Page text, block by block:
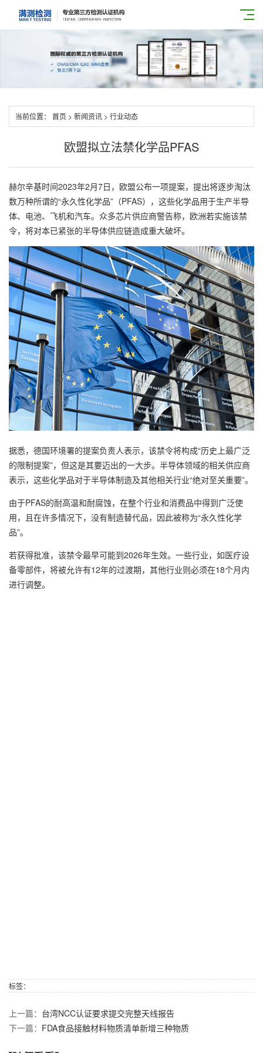
当前位置： 首页 > 新闻资讯 > 行业动态
欧盟拟立法禁化学品PFAS
赫尔辛基时间2023年2月7日，欧盟公布一项提案，提出将逐步淘汰
数万种所谓的“永久性化学品”（PFAS），这些化学品用于生产半导
体、电池、飞机和汽车。众多芯片供应商警告称，欧洲若实施该禁
令，将对本已紧张的半导体供应链造成重大破坏。
据悉，德国环境署的提案负责人表示，该禁令将构成“历史上最广泛
的限制提案”，但这是其要迈出的一大步。半导体领域的相关供应商
表示，这些化学品对于半导体制造及其他相关行业“绝对至关重要”。
由于PFAS的耐高温和耐腐蚀，在整个行业和消费品中得到广泛使
用，且在许多情况下，没有制造替代品，因此被称为“永久性化学
品”。
若获得批准，该禁令最早可能到2026年生效。一些行业，如医疗设
备零部件，将被允许有12年的过渡期，其他行业则必须在18个月内
进行调整。
标签：
上一篇： 台湾NCC认证要求提交完整天线报告
下一篇： FDA食品接触材料物质清单新增三种物质